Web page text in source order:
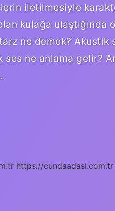
iletilmesiyle
kulağa ulaştığında
ne demek? Akustik
ne anlama gelir?
https://cundaadasi.com.tr